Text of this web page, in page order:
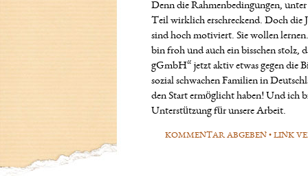
Denn die Rahmenbedingungen,
Teil wirklich erschreckend. Doch die
sind hoch motiviert. Sie wollen
bin froh und auch ein bisschen stolz,
gGmbH“ jetzt aktiv etwas gegen die
sozial schwachen Familien in
den Start ermöglicht haben! Und ich
Unterstützung für unsere Arbeit.
KOMMENTAR ABGEBEN • LINK